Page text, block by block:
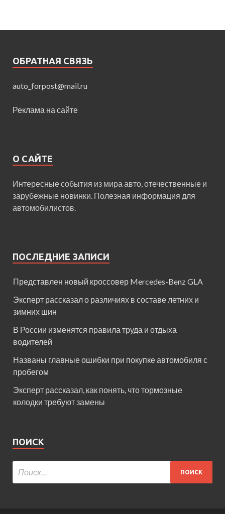
ОБРАТНАЯ СВЯЗЬ
auto_forpost@mail.ru
Реклама на сайте
О САЙТЕ
Интересные события из мира авто, отечественные и
зарубежные новинки. Полезная информация для
автомобилистов.
ПОСЛЕДНИЕ ЗАПИСИ
Представлен новый кроссовер Mercedes-Benz GLA
Эксперт рассказал о различиях в составе летних и
зимних шин
В России изменятся правила труда и отдыха
водителей
Названы главные ошибки при покупке автомобиля с
пробегом
Эксперт рассказал, как понять, что тормозные
колодки требуют замены
ПОИСК